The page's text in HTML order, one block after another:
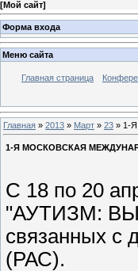
[Мой сайт]
Форма входа
Меню сайта
Главная страница
Главная » 2013 » Март » 23 » 1-
1-Я МОСКОВСКАЯ
С 18 по 20
"АУТИЗМ:
связанных с
(РАС).